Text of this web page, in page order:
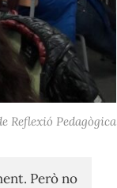
Reflexió Pedagògica
Però no